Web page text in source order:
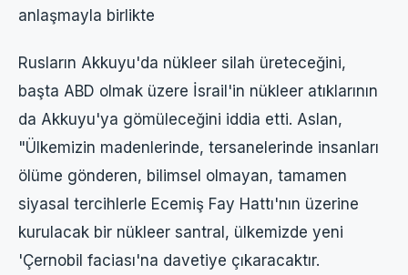
anlaşmayla birlikte
Rusların Akkuyu'da nükleer silah üreteceğini,
başta ABD olmak üzere İsrail'in nükleer atıklarının
da Akkuyu'ya gömüleceğini iddia etti. Aslan,
"Ülkemizin madenlerinde, tersanelerinde insanları
ölüme gönderen, bilimsel olmayan, tamamen
siyasal tercihlerle Ecemiş Fay Hattı'nın üzerine
kurulacak bir nükleer santral, ülkemizde yeni
'Çernobil faciası'na davetiye çıkaracaktır.